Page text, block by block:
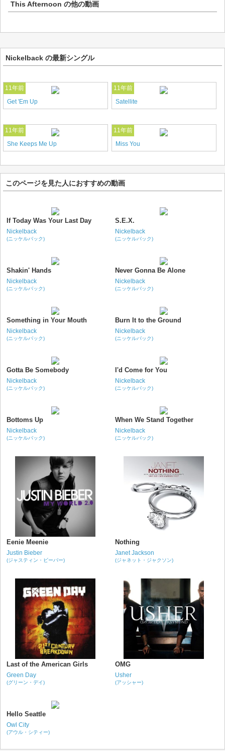
This Afternoon の他の動画
Nickelback の最新シングル
11年前
Get 'Em Up
11年前
Satellite
11年前
She Keeps Me Up
11年前
Miss You
このページを見た人におすすめの動画
If Today Was Your Last Day
Nickelback
(ニッケルバック)
S.E.X.
Nickelback
(ニッケルバック)
Shakin' Hands
Nickelback
(ニッケルバック)
Never Gonna Be Alone
Nickelback
(ニッケルバック)
Something in Your Mouth
Nickelback
(ニッケルバック)
Burn It to the Ground
Nickelback
(ニッケルバック)
Gotta Be Somebody
Nickelback
(ニッケルバック)
I'd Come for You
Nickelback
(ニッケルバック)
Bottoms Up
Nickelback
(ニッケルバック)
When We Stand Together
Nickelback
(ニッケルバック)
Eenie Meenie
Justin Bieber
(ジャスティン・ビーバー)
Nothing
Janet Jackson
(ジャネット・ジャクソン)
Last of the American Girls
Green Day
(グリーン・デイ)
OMG
Usher
(アッシャー)
Hello Seattle
Owl City
(アウル・シティー)